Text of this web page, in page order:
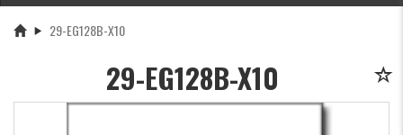
29-EG128B-X10
29-EG128B-X10